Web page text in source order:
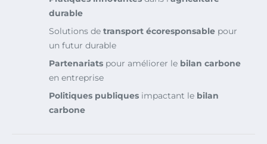
durable
Solutions de transport écoresponsable pour
un futur durable
Partenariats pour améliorer le bilan carbone
en entreprise
Politiques publiques impactant le bilan
carbone